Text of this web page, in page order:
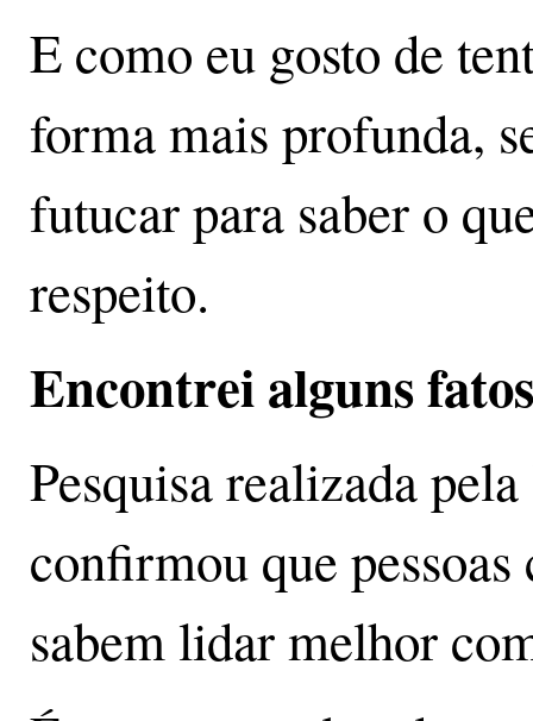
E como eu gosto de
forma mais profunda,
futucar para saber o
respeito.
Encontrei alguns
Pesquisa realizada
confirmou que pessoas
sabem lidar melhor